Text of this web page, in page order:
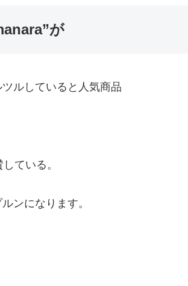
が
ルしていると人気商品
ている。
ンになります。